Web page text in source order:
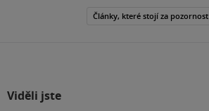
Články, které stojí za pozornost
Viděli jste